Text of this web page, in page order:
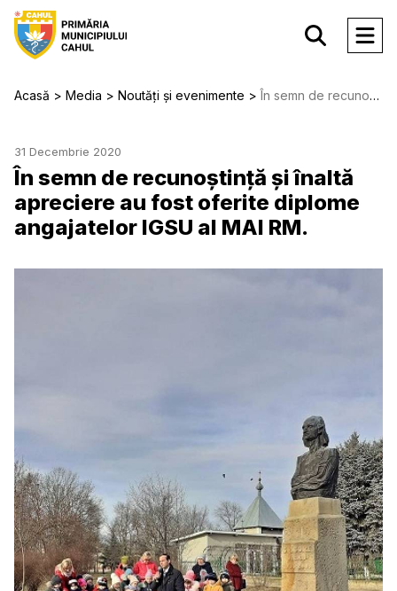
Acasă Media Noutăți și evenimente În semn de recunoștință și înaltă apreciere au fost oferite diplome angajatelor IGSU al MAI RM.
31 Decembrie 2020
În semn de recunoștință și înaltă
apreciere au fost oferite diplome
angajatelor IGSU al MAI RM.